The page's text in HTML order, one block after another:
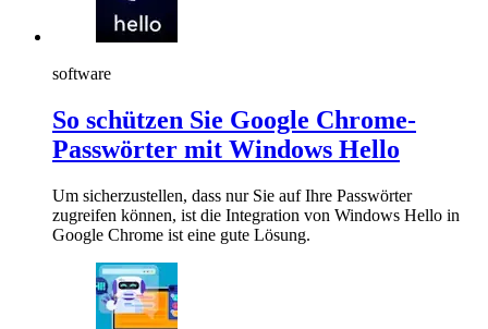
software
So schützen Sie Google Chrome-
Passwörter mit Windows Hello
Um sicherzustellen, dass nur Sie auf Ihre Passwörter
zugreifen können, ist die Integration von Windows Hello in
Google Chrome ist eine gute Lösung.